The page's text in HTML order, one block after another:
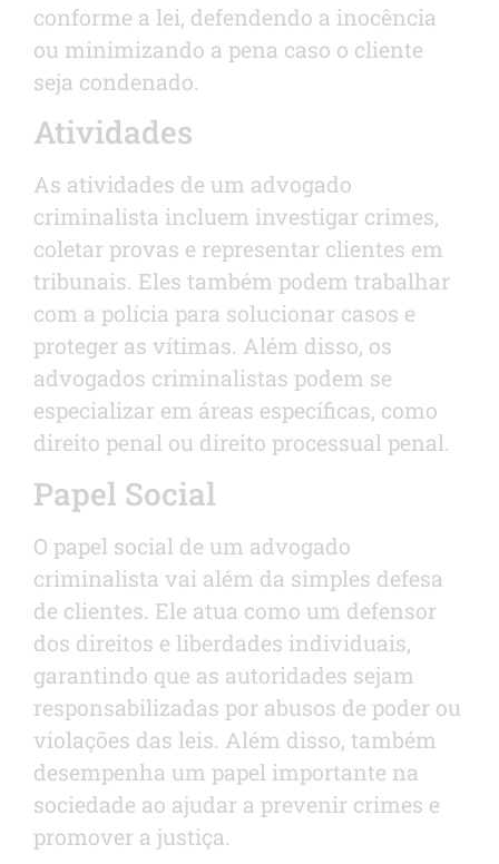
conforme a lei, defendendo a inocência
ou minimizando a pena caso o cliente
seja condenado.
Atividades
As atividades de um advogado
criminalista incluem investigar crimes,
coletar provas e representar clientes em
tribunais. Eles também podem trabalhar
com a polícia para solucionar casos e
proteger as vítimas. Além disso, os
advogados criminalistas podem se
especializar em áreas específicas, como
direito penal ou direito processual penal.
Papel Social
O papel social de um advogado
criminalista vai além da simples defesa
de clientes. Ele atua como um defensor
dos direitos e liberdades individuais,
garantindo que as autoridades sejam
responsabilizadas por abusos de poder ou
violações das leis. Além disso, também
desempenha um papel importante na
sociedade ao ajudar a prevenir crimes e
promover a justiça.